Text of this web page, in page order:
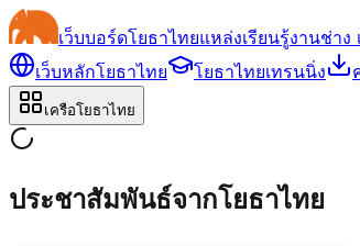
เว็บบอร์ดโยธาไทยแหล่งเรียนรู้งานช่า
เว็บหลักโยธาไทย
โยธาไทยเทรนนิ่ง
เครือโยธาไทย
ประชาสัมพันธ์จากโยธาไทย